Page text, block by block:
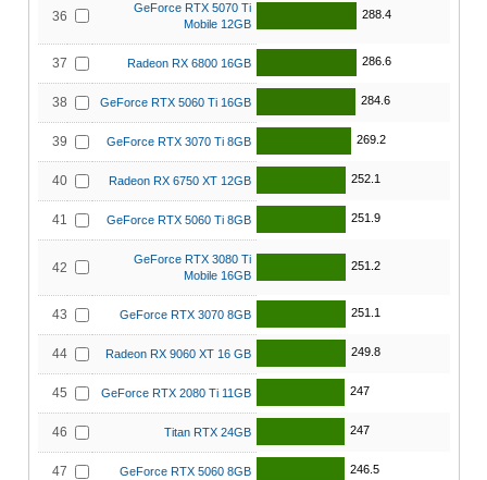
36
GeForce RTX 5070 Ti
Mobile 12GB
288.4
37 Radeon RX 6800 16GB 286.6
38 GeForce RTX 5060 Ti 16GB 284.6
39 GeForce RTX 3070 Ti 8GB 269.2
40 Radeon RX 6750 XT 12GB 252.1
41 GeForce RTX 5060 Ti 8GB 251.9
42
GeForce RTX 3080 Ti
Mobile 16GB
251.2
43 GeForce RTX 3070 8GB 251.1
44 Radeon RX 9060 XT 16 GB 249.8
45 GeForce RTX 2080 Ti 11GB 247
46 Titan RTX 24GB 247
47 GeForce RTX 5060 8GB 246.5